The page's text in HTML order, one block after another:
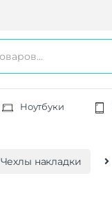
Ноутбуки
Чехлы накладки